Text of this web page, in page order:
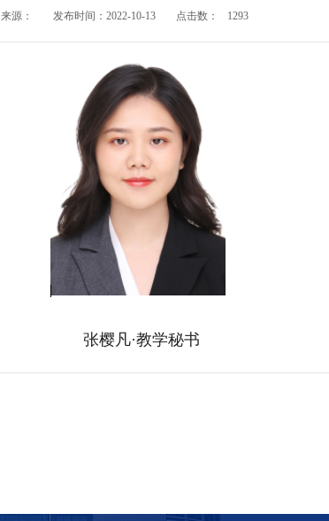
来源： 发布时间：2022-10-13 点击数： 1293
张樱凡·教学秘书